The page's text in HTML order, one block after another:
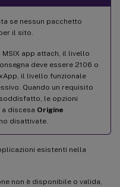
se nessun pacchetto
il sito.
app attach, il livello
deve essere 2106 o
il livello funzionale
Quando un requisito
le opzioni
discesa Origine
disattivate.
esistenti nella
non è disponibile o valida,